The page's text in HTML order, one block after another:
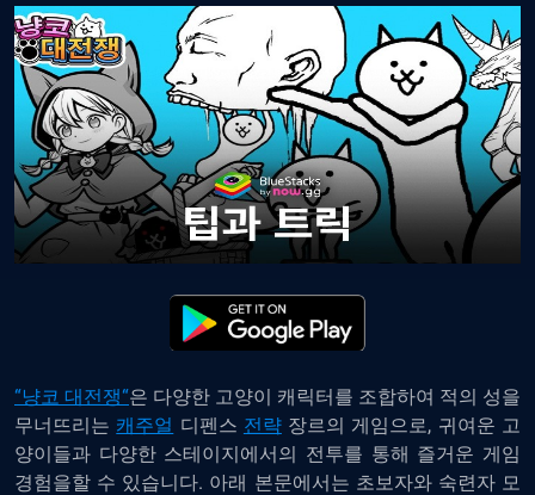
“냥코 대전쟁“은 다양한 고양이 캐릭터를 조합하여 적의 성을
무너뜨리는 캐주얼 디펜스 전략 장르의 게임으로, 귀여운 고
양이들과 다양한 스테이지에서의 전투를 통해 즐거운 게임
경험을할 수 있습니다. 아래 본문에서는 초보자와 숙련자 모